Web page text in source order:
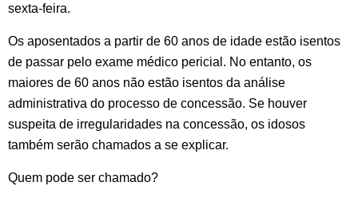
sexta-feira.
Os aposentados a partir de 60 anos de idade estão isentos
de passar pelo exame médico pericial. No entanto, os
maiores de 60 anos não estão isentos da análise
administrativa do processo de concessão. Se houver
suspeita de irregularidades na concessão, os idosos
também serão chamados a se explicar.
Quem pode ser chamado?